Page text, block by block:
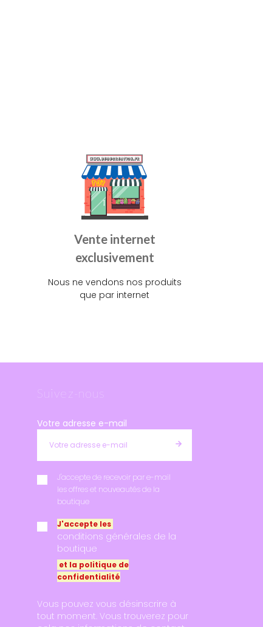
Vente internet
exclusivement
Nous ne vendons nos produits
que par internet
Suivez-nous
Votre adresse e-mail
J'accepte de recevoir par e-mail
les offres et nouveautés de la
boutique
J'accepte les
conditions générales de la
boutique
et la politique de
confidentialité
Vous pouvez vous désinscrire à
tout moment. Vous trouverez pour